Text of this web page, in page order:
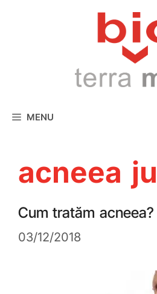
MENU
acneea
Cum tratăm acneea?
03/12/2018